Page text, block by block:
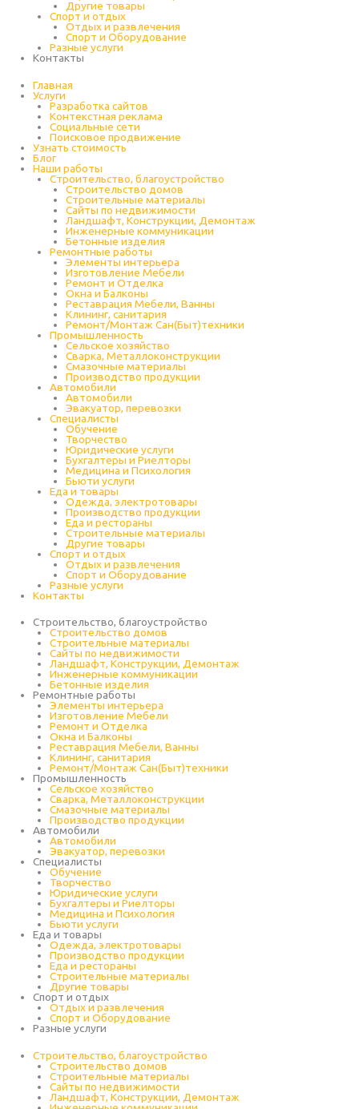
Другие товары
Спорт и отдых
Отдых и развлечения
Спорт и Оборудование
Разные услуги
Контакты
Главная
Услуги
Разработка сайтов
Контекстная реклама
Социальные сети
Поисковое продвижение
Узнать стоимость
Блог
Наши работы
Строительство, благоустройство
Строительство домов
Строительные материалы
Сайты по недвижимости
Ландшафт, Конструкции, Демонтаж
Инженерные коммуникации
Бетонные изделия
Ремонтные работы
Элементы интерьера
Изготовление Мебели
Ремонт и Отделка
Окна и Балконы
Реставрация Мебели, Ванны
Клининг, санитария
Ремонт/Монтаж Сан(Быт)техники
Промышленность
Cельское хозяйство
Сварка, Металлоконструкции
Cмазочные материалы
Производство продукции
Автомобили
Автомобили
Эвакуатор, перевозки
Специалисты
Обучение
Творчество
Юридические услуги
Бухгалтеры и Риелторы
Медицина и Психология
Бьюти услуги
Еда и товары
Одежда, электротовары
Производство продукции
Еда и рестораны
Строительные материалы
Другие товары
Спорт и отдых
Отдых и развлечения
Спорт и Оборудование
Разные услуги
Контакты
Строительство, благоустройство
Строительство домов
Строительные материалы
Сайты по недвижимости
Ландшафт, Конструкции, Демонтаж
Инженерные коммуникации
Бетонные изделия
Ремонтные работы
Элементы интерьера
Изготовление Мебели
Ремонт и Отделка
Окна и Балконы
Реставрация Мебели, Ванны
Клининг, санитария
Ремонт/Монтаж Сан(Быт)техники
Промышленность
Cельское хозяйство
Сварка, Металлоконструкции
Cмазочные материалы
Производство продукции
Автомобили
Автомобили
Эвакуатор, перевозки
Специалисты
Обучение
Творчество
Юридические услуги
Бухгалтеры и Риелторы
Медицина и Психология
Бьюти услуги
Еда и товары
Одежда, электротовары
Производство продукции
Еда и рестораны
Строительные материалы
Другие товары
Спорт и отдых
Отдых и развлечения
Спорт и Оборудование
Разные услуги
Строительство, благоустройство
Строительство домов
Строительные материалы
Сайты по недвижимости
Ландшафт, Конструкции, Демонтаж